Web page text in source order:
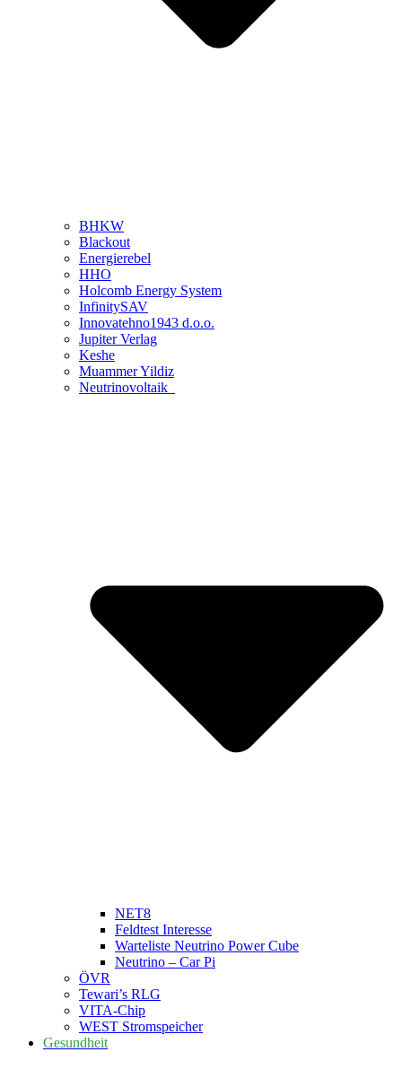
BHKW
Blackout
Energierebel
HHO
Holcomb Energy System
InfinitySAV
Innovatehno1943 d.o.o.
Jupiter Verlag
Keshe
Muammer Yildiz
Neutrinovoltaik
NET8
Feldtest Interesse
Warteliste Neutrino Power Cube
Neutrino – Car Pi
ÖVR
Tewari’s RLG
VITA-Chip
WEST Stromspeicher
Gesundheit